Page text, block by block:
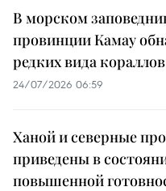
В морском
провинции Камау
редких вида кораллов
24/07/2026 06:59
Ханой и северные
приведены в
повышенной